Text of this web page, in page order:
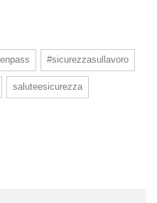
#sicurezzasullavoro
saluteesicurezza